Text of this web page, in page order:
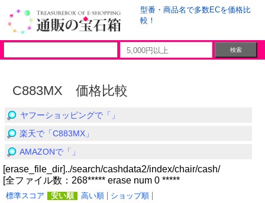
型番・商品名で多数ECを価格比
較！
C883MX 価格比較
ヤフーショッピングで「」
楽天で「C883MX」
AMAZONで「」
[erase_file_dir]../search/cashdata2/index/chair/cash/
[全ファイル数：268***** erase num 0 *****
標準スコア 安い順 高い順 ショップ順